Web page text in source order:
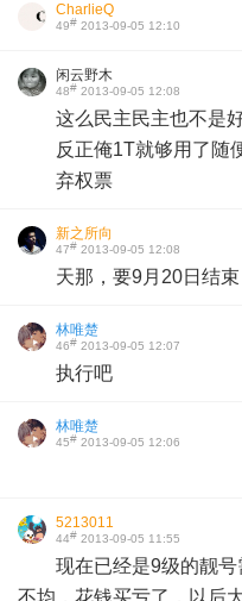
CharlieQ
49# 2013-09-05 12:10
闲云野木
48# 2013-09-05 12:08
这么民主民主也不是
反正俺1T就够用了随
弃权票​
新之所向
47# 2013-09-05 12:08
天那，要9月20日结
林唯楚
46# 2013-09-05 12:07
执行吧
林唯楚
45# 2013-09-05 12:06
5213011
44# 2013-09-05 11:55
现在已经是9级的靓
不均，花钱买亏了，以后